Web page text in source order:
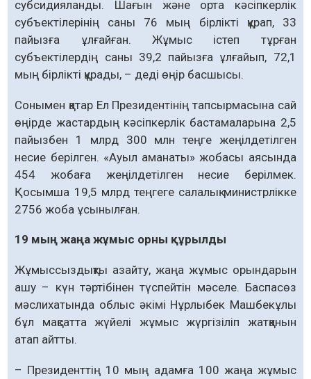
субсидияланды. Шағын және орта кәсіпкерлік
субъектілерінің саны 76 мың бір­лікті құрап, 33
пайызға ұлғайған. Жұмыс істеп тұрған
субъектілердің саны 39,2 пайызға ұл­ғайып, 72,1
мың бірлікті құрады, – деді өңір басшысы.
Сонымен қатар Ел Президентінің тапсыр­масына сай
өңірде жастардың кәсіпкерлік бастамаларына 2,5
пайызбен 1 млрд 300 млн теңге жеңілдетілген
несие берілген. «Ауыл аманаты» жобасы аясында
454 жобаға жеңіл­детілген несие берілмек.
Қосымша 19,5 млрд теңгеге салалық министрлікке
2756 жоба ұсынылған.
19 мың жаңа жұмыс орны құрылды
Жұмыссыздықты азайту, жаңа жұмыс орын­дарын
ашу – күн тәртібінен түспейтін мәселе. Баспасөз
мәслихатында облыс әкімі Нұрлыбек Машбекұлы
бұл мақсатта жүйелі жұмыс жүргізіліп жатқанын
атап айтты.
– Президенттің 10 мың адамға 100 жаңа жұмыс